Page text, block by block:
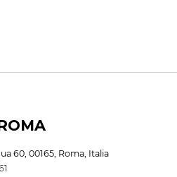
60, 00165, Roma, Italia